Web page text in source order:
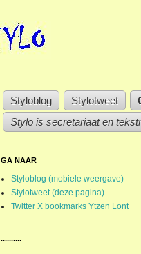
Styloblog Stylotweet
Stylo is secretariaat en
GA NAAR
Styloblog (mobiele weergave)
Stylotweet (deze pagina)
Twitter X bookmarks Ytzen Lont
..........